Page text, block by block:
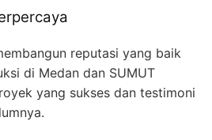
reputasi yang baik
di Medan dan SUMUT
yang sukses dan testimoni